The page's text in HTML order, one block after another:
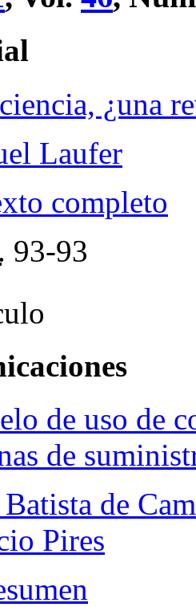
¿una
Laufer
completo
93-93
de uso de
de
Batista de
Pires